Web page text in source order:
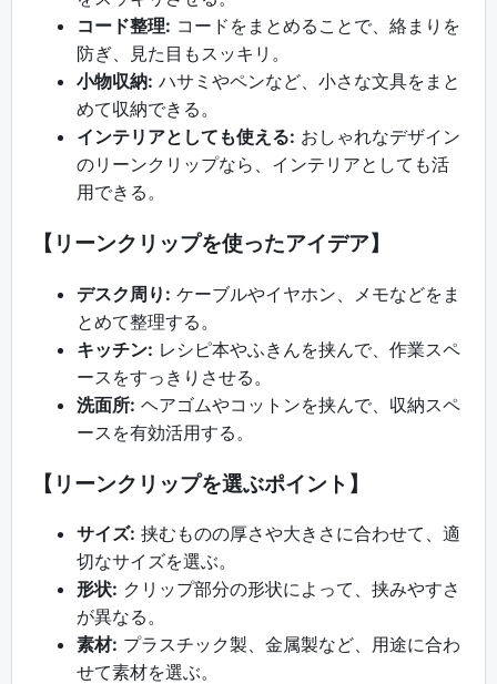
コード整理: コードをまとめることで、絡まりを
防ぎ、見た目もスッキリ。
小物収納: ハサミやペンなど、小さな文具をまと
めて収納できる。
インテリアとしても使える: おしゃれなデザイン
のリーンクリップなら、インテリアとしても活
用できる。
【リーンクリップを使ったアイデア】
デスク周り: ケーブルやイヤホン、メモなどをま
とめて整理する。
キッチン: レシピ本やふきんを挟んで、作業スペ
ースをすっきりさせる。
洗面所: ヘアゴムやコットンを挟んで、収納スペ
ースを有効活用する。
【リーンクリップを選ぶポイント】
サイズ: 挟むものの厚さや大きさに合わせて、適
切なサイズを選ぶ。
形状: クリップ部分の形状によって、挟みやすさ
が異なる。
素材: プラスチック製、金属製など、用途に合わ
せて素材を選ぶ。